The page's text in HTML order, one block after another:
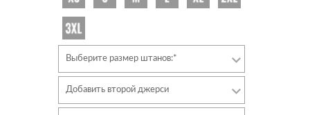
Выберите размер штанов:*
Добавить второй джерси